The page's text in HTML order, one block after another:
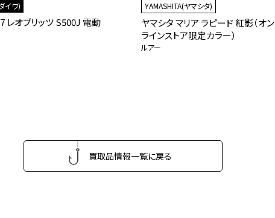
イワ)
レオブリッツ S500J 電動
YAMASHITA(ヤマシタ)
ヤマシタ マリア ラピード 紅影（オン
ラインストア限定カラー）
ルアー
買取品情報一覧に戻る